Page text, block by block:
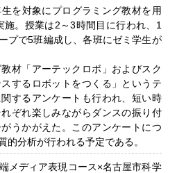
を対象にプログラミング教材を用
施。授業は2～3時間目に行われ、1
プで5班編成し、各班にゼミ学生が
材「アーテックロボ」およびスク
するロボットをつくる」というテ
するアンケートも行われ、短い時
ぞれ楽しみながらダンスの振り付
うかがえた。このアンケートにつ
的分析が行われる予定である。
メディア表現コース×名古屋市科学